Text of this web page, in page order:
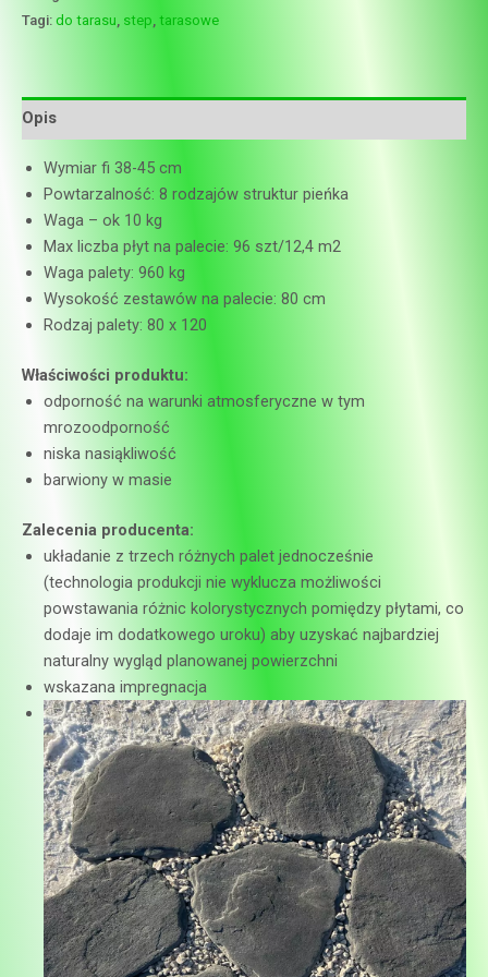
Tagi: do tarasu step tarasowe
Opis
Wymiar fi 38-45 cm
Powtarzalność: 8 rodzajów struktur pieńka
Waga – ok 10 kg
Max liczba płyt na palecie: 96 szt/12,4 m2
Waga palety: 960 kg
Wysokość zestawów na palecie: 80 cm
Rodzaj palety: 80 x 120
Właściwości produktu:
odporność na warunki atmosferyczne w tym
mrozoodporność
niska nasiąkliwość
barwiony w masie
Zalecenia producenta:
układanie z trzech różnych palet jednocześnie
(technologia produkcji nie wyklucza możliwości
powstawania różnic kolorystycznych pomiędzy płytami, co
dodaje im dodatkowego uroku) aby uzyskać najbardziej
naturalny wygląd planowanej powierzchni
wskazana impregnacja